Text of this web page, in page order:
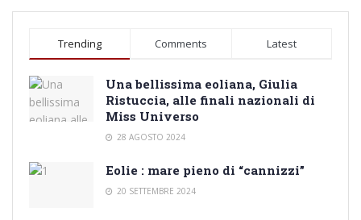
Trending Comments Latest
Una bellissima eoliana, Giulia
Ristuccia, alle finali nazionali di
Miss Universo
28 AGOSTO 2024
Eolie : mare pieno di “cannizzi”
20 SETTEMBRE 2024